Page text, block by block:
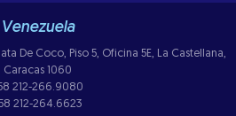
Venezuela
De Coco, Piso 5, Oficina 5E, La Castellana,
Caracas 1060
212-266.9080
212-264.6623